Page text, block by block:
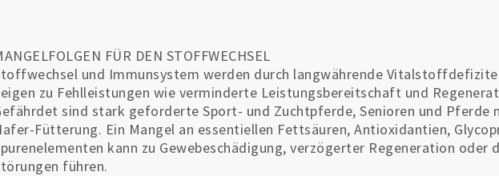
FÜR DEN STOFFWECHSEL
und Immunsystem werden durch langwährende
zu Fehlleistungen wie verminderte Leistungsbereitschaft und
sind stark geforderte Sport- und Zuchtpferde, Senioren und Pferde
Fütterung. Ein Mangel an essentiellen Fettsäuren, Antioxidantien,
kann zu Gewebeschädigung, verzögerter Regeneration oder
führen.